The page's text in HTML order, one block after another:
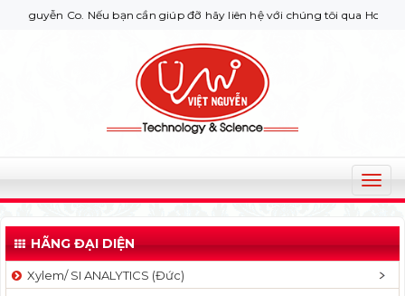
Co. Nếu bạn cần giúp đỡ hãy liên hệ với chúng tôi qua Hotline:
T
o
g
l
HÃNG ĐẠI DIỆN
Xylem/ SI ANALYTICS (Đức)